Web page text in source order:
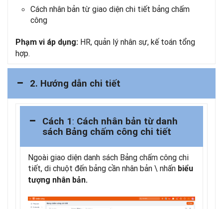
Cách nhân bản từ giao diện chi tiết bảng chấm
công
Phạm vi áp dụng: HR, quản lý nhân sự, kế toán tổng
hợp.
2. Hướng dẫn chi tiết
Cách 1: Cách nhân bản từ danh
sách Bảng chấm công chi tiết
Ngoài giao diện danh sách Bảng chấm công chi
tiết, di chuột đến bảng cần nhân bản \ nhấn biểu
tượng nhân bản.